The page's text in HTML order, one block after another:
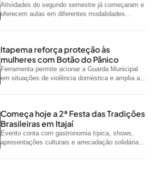
Atividades do segundo semestre já começaram e
oferecem aulas em diferentes modalidades
Itapema reforça proteção às
mulheres com Botão do Pânico
Ferramenta permite acionar a Guarda Municipal
em situações de violência doméstica e amplia a
Começa hoje a 2ª Festa das Tradições
Brasileiras em Itajaí
Evento conta com gastronomia típica, shows,
apresentações culturais e arrecadação solidária